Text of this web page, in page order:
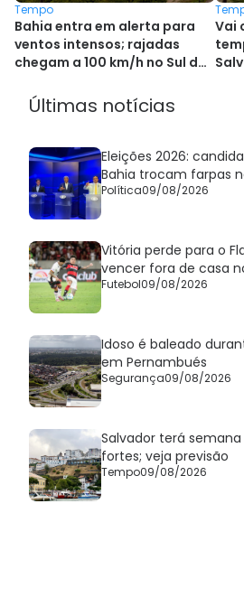
Tempo
Bahia entra em alerta para
ventos intensos; rajadas
chegam a 100 km/h no Sul do
Vai
Últimas notícias
Eleições 2026:
Bahia trocam farpas
Política09/08/2026
Vitória perde para o
vencer fora de casa
Futebol09/08/2026
Idoso é baleado
em Pernambués
Segurança09/08/2026
Salvador terá
fortes; veja previsão
Tempo09/08/2026